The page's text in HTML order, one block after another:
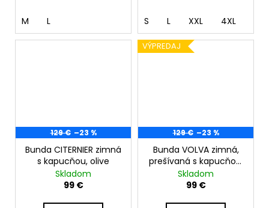
M L S L XXL 4XL
129 € –23 %
Bunda CITERNIER zimná
s kapucňou, olive
Skladom
99 €
VÝPREDAJ
129 € –23 %
Bunda VOLVA zimná,
prešívaná s kapucňou,
šedá
Skladom
99 €